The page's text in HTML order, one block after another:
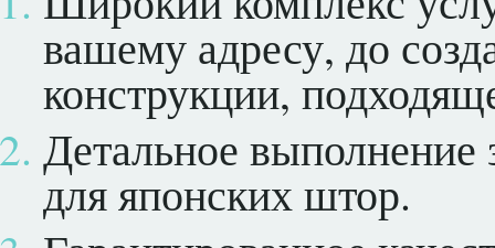
вашему адресу, до
конструкции,
Детальное выполнение
для японских штор.